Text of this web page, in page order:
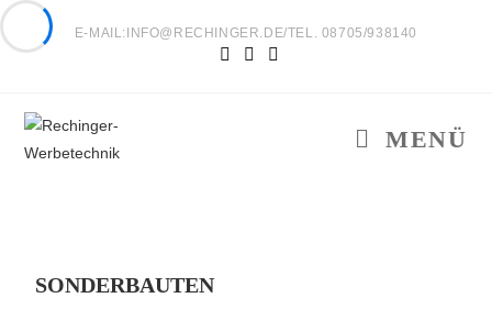
E-MAIL:INFO@RECHINGER.DE/TEL. 08705/938140
MENÜ
SONDERBAUTEN